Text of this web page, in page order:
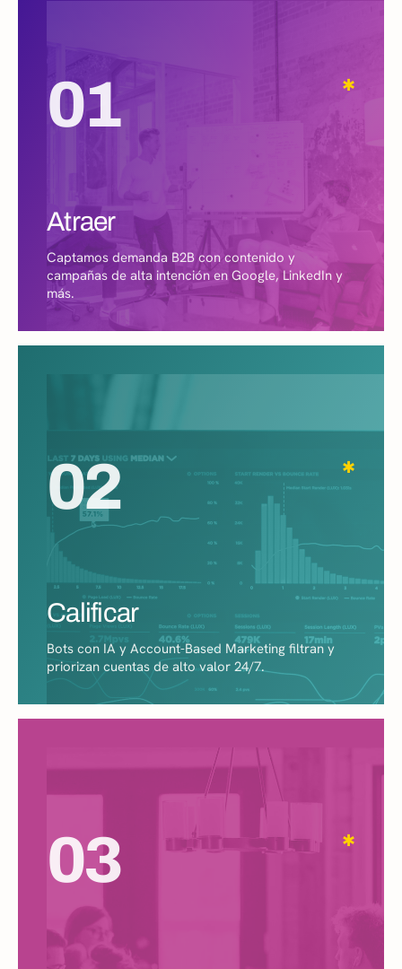
01 ✱
Atraer
Captamos demanda B2B con contenido y
campañas de alta intención en Google, LinkedIn y
más.
02 ✱
Calificar
Bots con IA y Account-Based Marketing filtran y
priorizan cuentas de alto valor 24/7.
03 ✱